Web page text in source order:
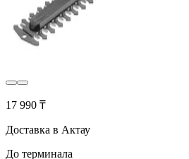
17 990 ₸
Доставка в Актау
До терминала